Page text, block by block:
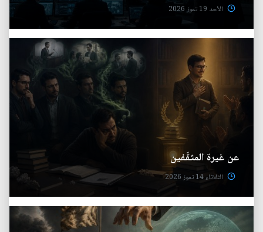
الأحد 19 تموز 2026
عن غيرة المثقّفين
الثلاثاء 14 تموز 2026